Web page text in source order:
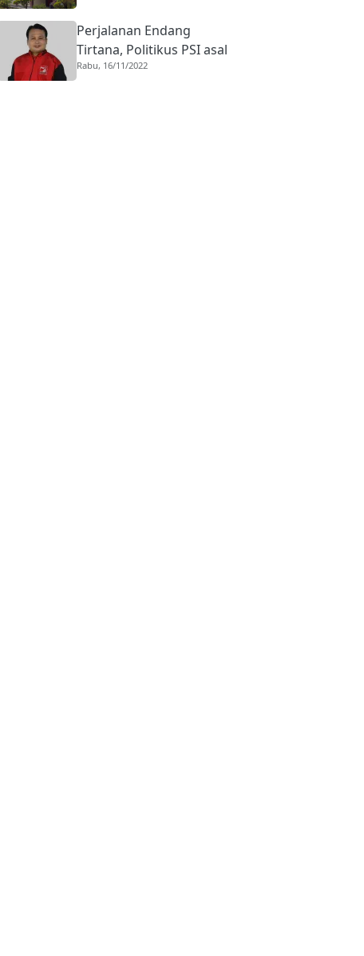
Perjalanan Endang
Tirtana, Politikus PSI asal
Pasaman ke Kursi
Rabu, 16/11/2022